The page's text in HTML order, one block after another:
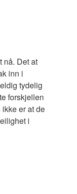
nå. Det at
inn i
tydelig
forskjellen
er at de
i